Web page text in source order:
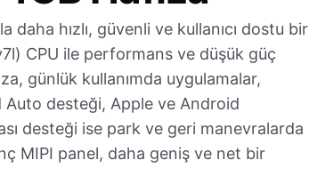
hızlı, güvenli ve kullanıcı dostu bir
CPU ile performans ve düşük güç
günlük kullanımda uygulamalar,
desteği, Apple ve Android
desteği ise park ve geri manevralarda
MIPI panel, daha geniş ve net bir